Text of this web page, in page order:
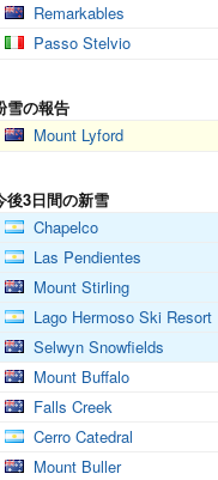
Remarkables
Passo Stelvio
雪の報告
Mount Lyford
後3日間の新雪
Chapelco
Las Pendientes
Mount Stirling
Lago Hermoso Ski Resort
Selwyn Snowfields
Mount Buffalo
Falls Creek
Cerro Catedral
Mount Buller